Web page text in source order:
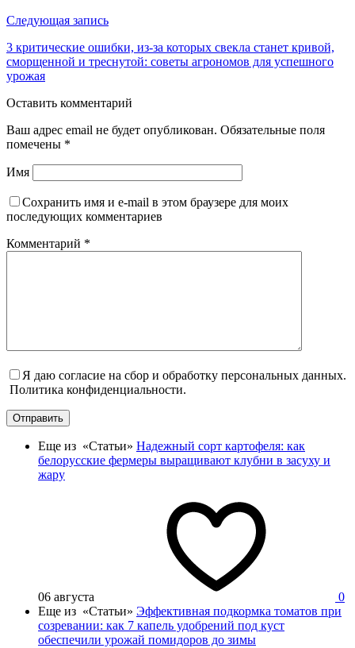
Следующая запись
3 критические ошибки, из-за которых свекла станет кривой,
сморщенной и треснутой: советы агрономов для успешного
урожая
Оставить комментарий
Ваш адрес email не будет опубликован. Обязательные поля
помечены *
Имя
Сохранить имя и e-mail в этом браузере для моих
последующих комментариев
Комментарий *
Я даю согласие на сбор и обработку персональных данных.
Политика конфиденциальности.
Отправить
Еще из «Статьи» Надежный сорт картофеля: как
белорусские фермеры выращивают клубни в засуху и
жару
06 августа
0
Еще из «Статьи» Эффективная подкормка томатов при
созревании: как 7 капель удобрений под куст
обеспечили урожай помидоров до зимы